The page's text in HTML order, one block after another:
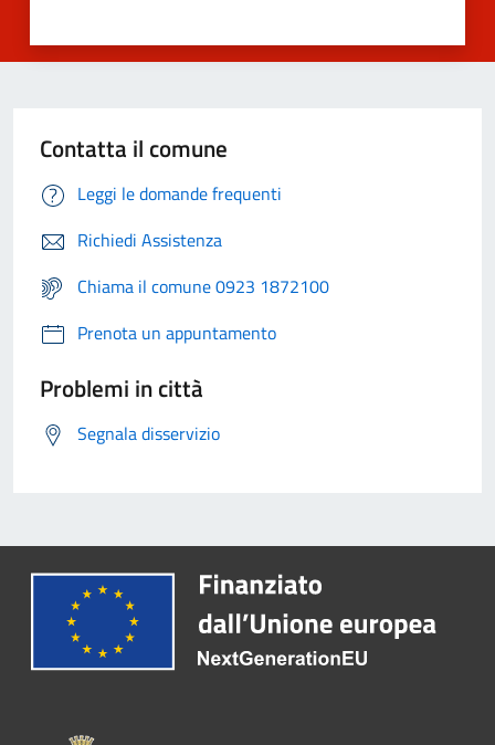
Contatta il comune
Leggi le domande frequenti
Richiedi Assistenza
Chiama il comune 0923 1872100
Prenota un appuntamento
Problemi in città
Segnala disservizio